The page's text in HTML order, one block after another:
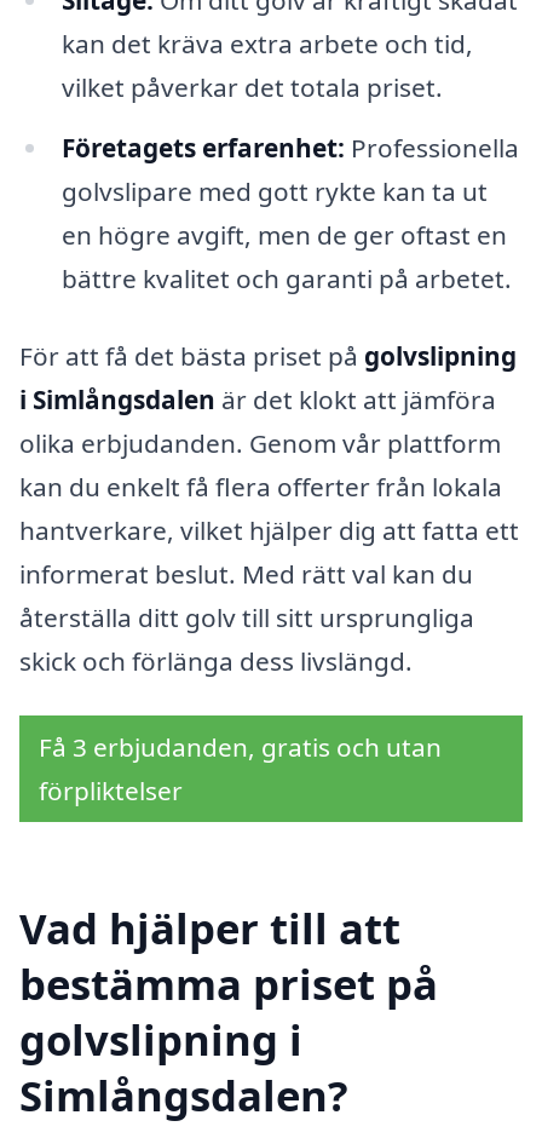
kan det kräva extra arbete och tid,
vilket påverkar det totala priset.
Företagets erfarenhet: Professionella
golvslipare med gott rykte kan ta ut
en högre avgift, men de ger oftast en
bättre kvalitet och garanti på arbetet.
För att få det bästa priset på golvslipning
i Simlångsdalen är det klokt att jämföra
olika erbjudanden. Genom vår plattform
kan du enkelt få flera offerter från lokala
hantverkare, vilket hjälper dig att fatta ett
informerat beslut. Med rätt val kan du
återställa ditt golv till sitt ursprungliga
skick och förlänga dess livslängd.
Få 3 erbjudanden, gratis och utan
förpliktelser
Vad hjälper till att
bestämma priset på
golvslipning i
Simlångsdalen?